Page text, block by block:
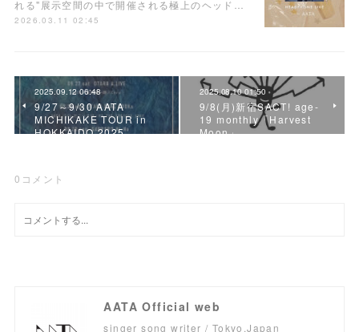
れる"展示空間の中で開催される極上のヘッド…
2026.03.11 02:45
2025.09.12 06:48
9/27～9/30 AATA
MICHIKAKE TOUR in
HOKKAIDO 2025
2025.08.10 01:50
9/8(月)新宿SACT! age-
19 monthly「Harvest
Moon」
0 コメント
AATA Official web
singer song writer / Tokyo,Japan